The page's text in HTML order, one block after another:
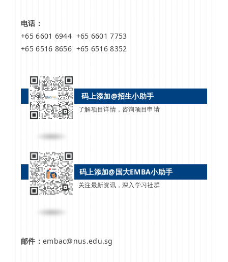
电话：
+65 6601 6944 +65 6601 7753
+65 6516 8656 +65 6516 8352
码上添加@招生小助手
了解项目详情，咨询项目申请
码上添加@国大EMBA小助手
关注最新资讯，深入学习社群
邮件： embac@nus.edu.sg